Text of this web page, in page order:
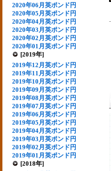
2020年06月英ポンド円
2020年05月英ポンド円
2020年04月英ポンド円
2020年03月英ポンド円
2020年02月英ポンド円
2020年01月英ポンド円
[2019年]
2019年12月英ポンド円
2019年11月英ポンド円
2019年10月英ポンド円
2019年09月英ポンド円
2019年08月英ポンド円
2019年07月英ポンド円
2019年06月英ポンド円
2019年05月英ポンド円
2019年04月英ポンド円
2019年03月英ポンド円
2019年02月英ポンド円
2019年01月英ポンド円
[2018年]